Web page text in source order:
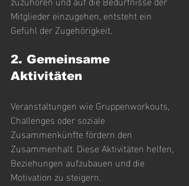
Mitglieder einzugehen, entsteht ein
Gefühl der Zugehörigkeit.
2. Gemeinsame
Aktivitäten
Veranstaltungen wie Gruppenworkouts,
Challenges oder soziale
Zusammenkünfte fördern den
Zusammenhalt. Diese Aktivitäten helfen,
Beziehungen aufzubauen und die
Motivation zu steigern.